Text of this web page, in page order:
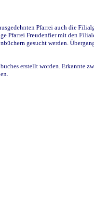
Pfarrei auch die
Pfarrei Freudenfier mit den
gesucht werden.
erstellt worden. Erkannte